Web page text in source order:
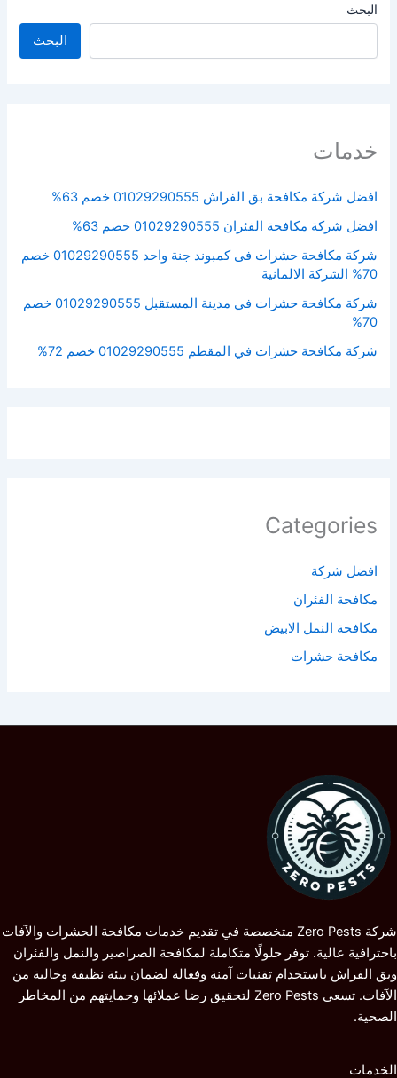
البحث
البحث
خدمات
افضل شركة مكافحة بق الفراش 01029290555 خصم 63%
افضل شركة مكافحة الفئران 01029290555 خصم 63%
شركة مكافحة حشرات فى كمبوند جنة واحد 01029290555 خصم
70% الشركة الالمانية
شركة مكافحة حشرات في مدينة المستقبل 01029290555 خصم
70%
شركة مكافحة حشرات في المقطم 01029290555 خصم 72%
Categories
افضل شركة
مكافحة الفئران​
مكافحة النمل الابيض​
مكافحة حشرات
شركة Zero Pests متخصصة في تقديم خدمات مكافحة الحشرات والآفات
باحترافية عالية. توفر حلولًا متكاملة لمكافحة الصراصير والنمل والفئران
وبق الفراش باستخدام تقنيات آمنة وفعالة لضمان بيئة نظيفة وخالية من
الآفات. تسعى Zero Pests لتحقيق رضا عملائها وحمايتهم من المخاطر
الصحية.
الخدمات